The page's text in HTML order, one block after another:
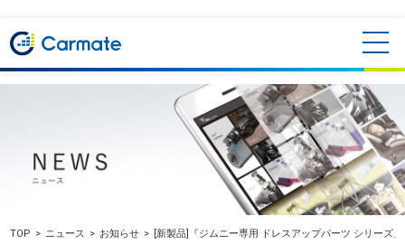
TOP ニュース お知らせ [新製品]『ジムニー専用 ドレスアップパーツ シリーズ